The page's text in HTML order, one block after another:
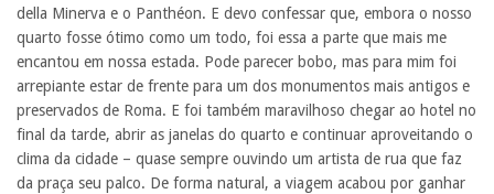
della Minerva e o Panthéon. E devo confessar que, embora o nosso
quarto fosse ótimo como um todo, foi essa a parte que mais me
encantou em nossa estada. Pode parecer bobo, mas para mim foi
arrepiante estar de frente para um dos monumentos mais antigos e
preservados de Roma. E foi também maravilhoso chegar ao hotel no
final da tarde, abrir as janelas do quarto e continuar aproveitando o
clima da cidade – quase sempre ouvindo um artista de rua que faz
da praça seu palco. De forma natural, a viagem acabou por ganhar